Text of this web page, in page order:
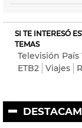
SI TE INTERESÓ
TEMAS
Televisión País
ETB2
Viajes